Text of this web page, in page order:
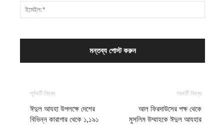
পূর্ববর্তী নিবন্ধ
ঈদুল আযহা উপলক্ষে দেশের
বিভিন্ন কারাগার থেকে ১,১৯১
পরবর্তী নিবন্ধ
আল ফিরদাউসের পক্ষ থেকে
মুসলিম উম্মাহকে ঈদুল আযহার